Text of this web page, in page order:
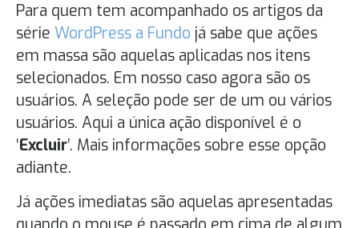
Para quem tem acompanhado os artigos da
série WordPress a Fundo já sabe que ações
em massa são aquelas aplicadas nos itens
selecionados. Em nosso caso agora são os
usuários. A seleção pode ser de um ou vários
usuários. Aqui a única ação disponível é o
‘Excluir’. Mais informações sobre esse opção
adiante.
Já ações imediatas são aquelas apresentadas